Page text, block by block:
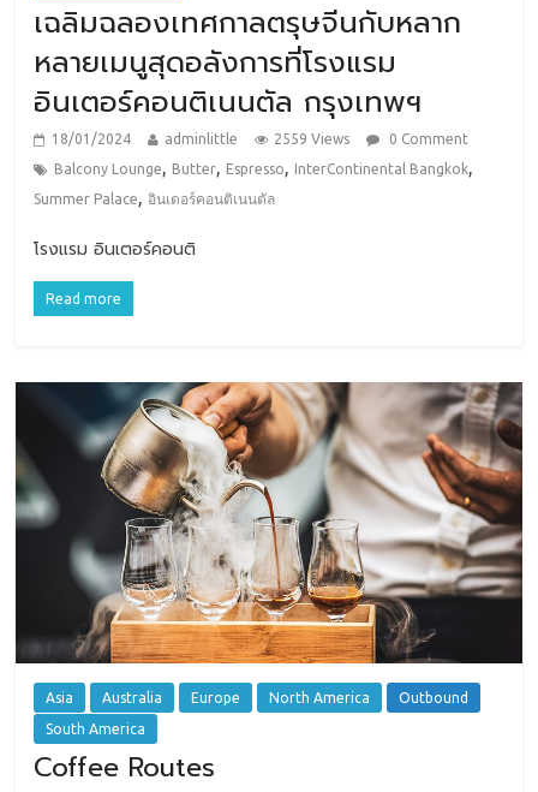
เฉลิมฉลองเทศกาลตรุษจีนกับหลาก
หลายเมนูสุดอลังการที่โรงแรม
อินเตอร์คอนติเนนตัล กรุงเทพฯ
18/01/2024 adminlittle 2559 Views
0 Comment
Balcony Lounge, Butter, Espresso, InterContinental Bangkok,
Summer Palace,อินเตอร์คอนติเนนตัล
โรงแรม อินเตอร์คอนติ
Read more
Asia Australia Europe North America
Outbound
South America
Coffee Routes